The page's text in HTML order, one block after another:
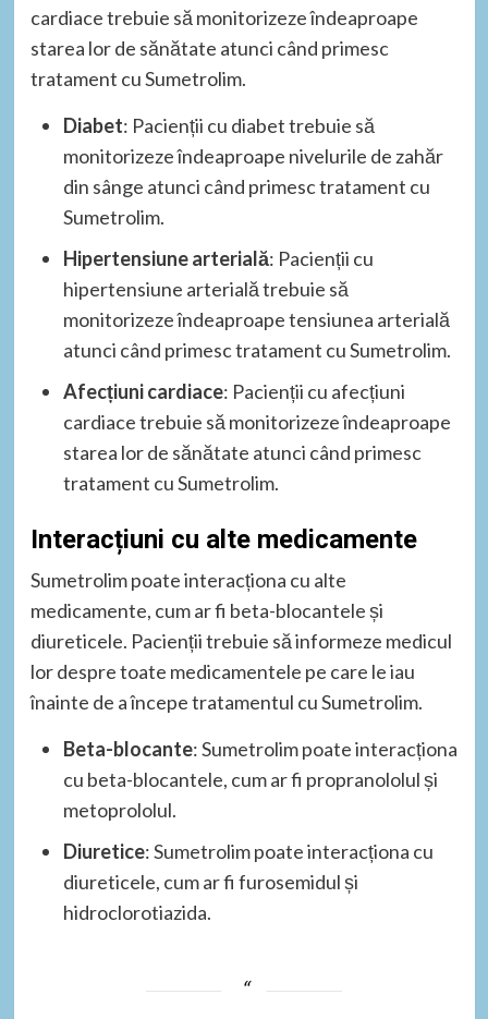
cardiace trebuie să monitorizeze îndeaproape
starea lor de sănătate atunci când primesc
tratament cu Sumetrolim.
Diabet: Pacienții cu diabet trebuie să
monitorizeze îndeaproape nivelurile de zahăr
din sânge atunci când primesc tratament cu
Sumetrolim.
Hipertensiune arterială: Pacienții cu
hipertensiune arterială trebuie să
monitorizeze îndeaproape tensiunea arterială
atunci când primesc tratament cu Sumetrolim.
Afecțiuni cardiace: Pacienții cu afecțiuni
cardiace trebuie să monitorizeze îndeaproape
starea lor de sănătate atunci când primesc
tratament cu Sumetrolim.
Interacțiuni cu alte medicamente
Sumetrolim poate interacționa cu alte
medicamente, cum ar fi beta-blocantele și
diureticele. Pacienții trebuie să informeze medicul
lor despre toate medicamentele pe care le iau
înainte de a începe tratamentul cu Sumetrolim.
Beta-blocante: Sumetrolim poate interacționa
cu beta-blocantele, cum ar fi propranololul și
metoprololul.
Diuretice: Sumetrolim poate interacționa cu
diureticele, cum ar fi furosemidul și
hidroclorotiazida.